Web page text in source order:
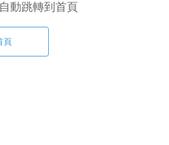
動跳轉到首頁
頁